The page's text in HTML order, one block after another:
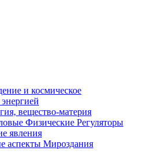
и космическое
вещество-материя
Физические Регуляторы
явления
аспекты Мироздания